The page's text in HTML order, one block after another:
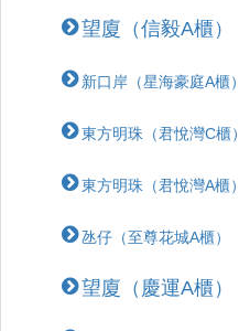
望廈（信毅A櫃）
新口岸（星海豪庭A櫃）
東方明珠（君悅灣C櫃）
東方明珠（君悅灣A櫃）
氹仔（至尊花城A櫃）
望廈（慶運A櫃）